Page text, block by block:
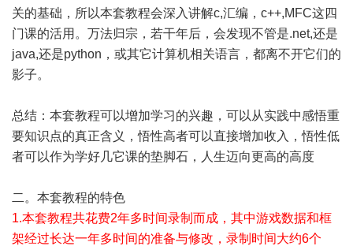
关的基础，所以本套教程会深入讲解c,汇编，c++,MFC这四
门课的活用。万法归宗，若干年后，会发现不管是.net,还是
java,还是python，或其它计算机相关语言，都离不开它们的
影子。
总结：本套教程可以增加学习的兴趣，可以从实践中感悟重
要知识点的真正含义，悟性高者可以直接增加收入，悟性低
者可以作为学好几它课的垫脚石，人生迈向更高的高度
二。本套教程的特色
1.本套教程共花费2年多时间录制而成，其中游戏数据和框
架经过长达一年多时间的准备与修改，录制时间大约6个